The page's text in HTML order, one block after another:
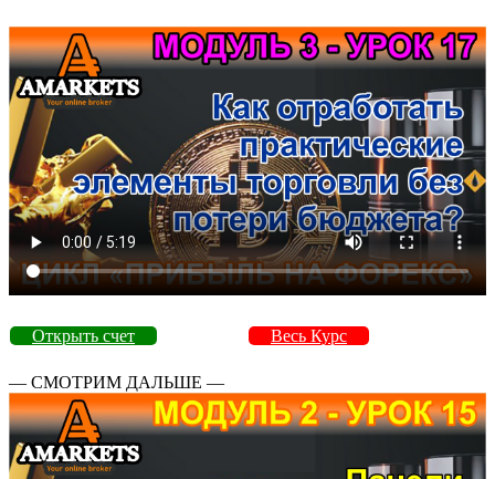
Открыть счет Весь Курс
— СМОТРИМ ДАЛЬШЕ —